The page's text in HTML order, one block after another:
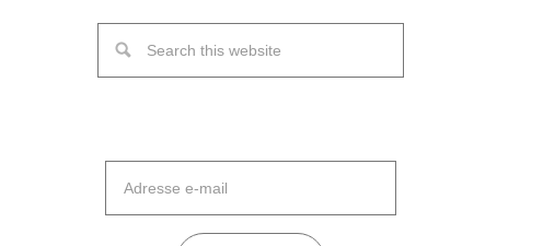
mail